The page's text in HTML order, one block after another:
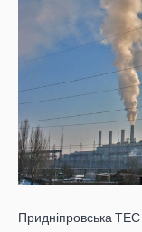
Придніпровська ТЕС